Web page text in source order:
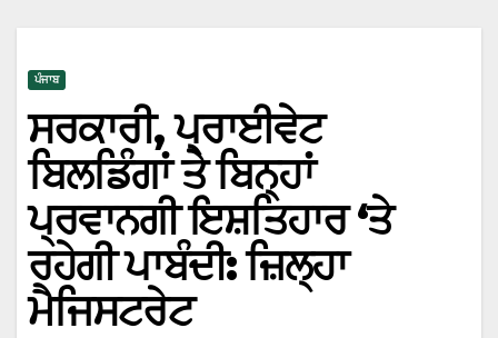
ਪੰਜਾਬ
ਸਰਕਾਰੀ, ਪ੍ਰਾਈਵੇਟ
ਬਿਲਡਿੰਗਾਂ ਤੇ ਬਿਨ੍ਹਾਂ
ਪ੍ਰਵਾਨਗੀ ਇਸ਼ਤਿਹਾਰ ‘ਤੇ
ਰਹੇਗੀ ਪਾਬੰਦੀ: ਜ਼ਿਲ੍ਹਾ
ਮੈਜਿਸਟਰੇਟ